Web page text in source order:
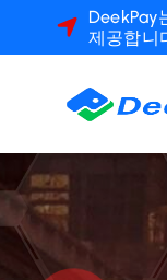
뛰
기
DeekPay
제공합니